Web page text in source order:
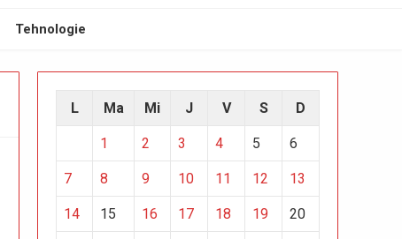
Tehnologie
L Ma Mi J V S D
1 2 3 4 5 6
7 8 9 10 11 12 13
14 15 16 17 18 19 20